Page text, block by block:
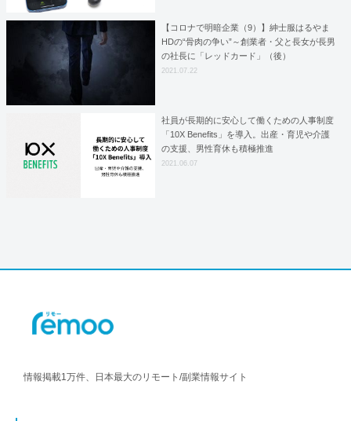
【コロナで明暗企業（9）】紳士服はるやま
HDの“骨肉の争い”～創業者・父と長女が長男
の社長に「レッドカード」（後）
2021.07.22
社員が長期的に安心して働くための人事制度
「10X Benefits」を導入。出産・育児や介護
の支援、男性育休も積極推進
2021.06.07
情報掲載1万件、日本最大のリモート/副業情報サイト